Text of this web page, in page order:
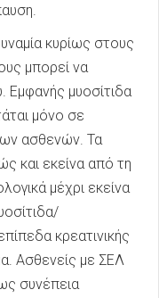
κυρίως στους
μπορεί να
μυοσίτιδα
μόνο σε
ασθενών. Τα
και εκείνα από τη
μέχρι εκείνα
κρεατινικής
Ασθενείς με ΣΕΛ
συνέπεια